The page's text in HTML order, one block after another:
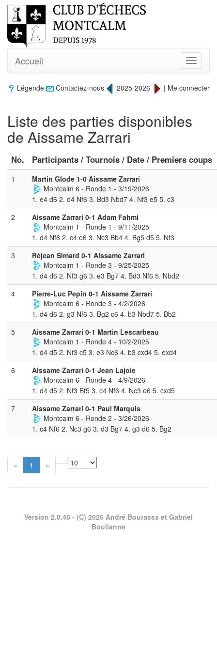
Toggle
Accueil
Légende Contactez-nous 2025-2026 | Me connecter
Liste des parties disponibles
de Aissame Zarrari
No. Participants / Tournois / Date / Premiers coups
1
Martin Glode 1-0 Aissame Zarrari
Montcalm 6 - Ronde 1 - 3/19/2026
1. e4 d6 2. d4 Nf6 3. Bd3 Nbd7 4. Nf3 e5 5. c3
2
Aissame Zarrari 0-1 Adam Fahmi
Montcalm 1 - Ronde 1 - 9/11/2025
1. d4 Nf6 2. c4 e6 3. Nc3 Bb4 4. Bg5 d5 5. Nf3
3
Réjean Simard 0-1 Aissame Zarrari
Montcalm 1 - Ronde 3 - 9/25/2025
1. d4 d6 2. Nf3 g6 3. e3 Bg7 4. Bd3 Nf6 5. Nbd2
4
Pierre-Luc Pepin 0-1 Aissame Zarrari
Montcalm 6 - Ronde 3 - 4/2/2026
1. d4 d6 2. g3 Nf6 3. Bg2 c6 4. b3 Nbd7 5. Bb2
5
Aissame Zarrari 0-1 Martin Lescarbeau
Montcalm 1 - Ronde 4 - 10/2/2025
1. d4 d5 2. Nf3 c5 3. e3 Nc6 4. b3 cxd4 5. exd4
6
Aissame Zarrari 0-1 Jean Lajoie
Montcalm 6 - Ronde 4 - 4/9/2026
1. d4 d5 2. Nf3 Bf5 3. c4 Nf6 4. Nc3 e6 5. cxd5
7
Aissame Zarrari 0-1 Paul Marquis
Montcalm 6 - Ronde 2 - 3/26/2026
1. c4 Nf6 2. Nc3 g6 3. d3 Bg7 4. g3 d6 5. Bg2
« 1 »
Version 2.0.46 - (C) 2026 André Bourassa et Gabriel
Boulianne